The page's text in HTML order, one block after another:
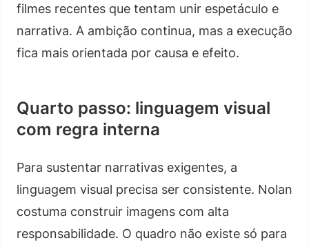
filmes recentes que tentam unir espetáculo e
narrativa. A ambição continua, mas a execução
fica mais orientada por causa e efeito.
Quarto passo: linguagem visual
com regra interna
Para sustentar narrativas exigentes, a
linguagem visual precisa ser consistente. Nolan
costuma construir imagens com alta
responsabilidade. O quadro não existe só para